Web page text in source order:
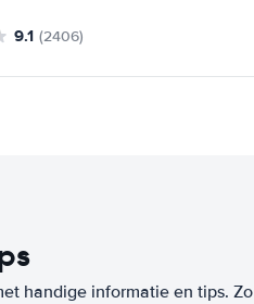
9.1 (2406)
handige informatie en tips. Zo